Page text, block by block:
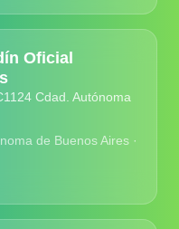
Oficial
Cdad. Autónoma
de Buenos Aires ·